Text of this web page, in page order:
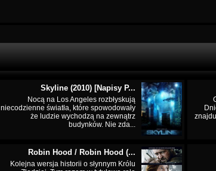
Skyline (2010) [Napisy P...
Nocą na Los Angeles rozbłyskują
niecodzienne światła, które spowodowały
że ludzie wychodzą na zewnątrz
budynków. Nie zda...
Robin Hood / Robin Hood (...
Kolejna wersja historii o słynnym Królu